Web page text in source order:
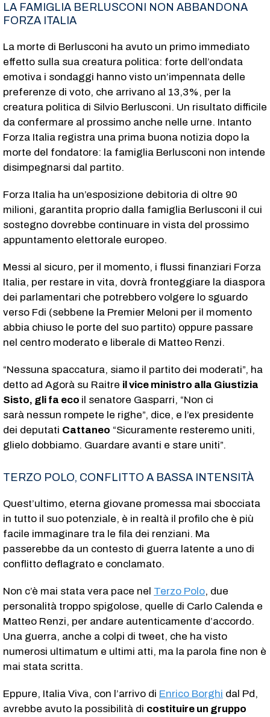
LA FAMIGLIA BERLUSCONI NON ABBANDONA
FORZA ITALIA
La morte di Berlusconi ha avuto un primo immediato
effetto sulla sua creatura politica: forte dell’ondata
emotiva i sondaggi hanno visto un’impennata delle
preferenze di voto, che arrivano al 13,3%, per la
creatura politica di Silvio Berlusconi. Un risultato difficile
da confermare al prossimo anche nelle urne. Intanto
Forza Italia registra una prima buona notizia dopo la
morte del fondatore: la famiglia Berlusconi non intende
disimpegnarsi dal partito.
Forza Italia ha un’esposizione debitoria di oltre 90
milioni, garantita proprio dalla famiglia Berlusconi il cui
sostegno dovrebbe continuare in vista del prossimo
appuntamento elettorale europeo.
Messi al sicuro, per il momento, i flussi finanziari Forza
Italia, per restare in vita, dovrà fronteggiare la diaspora
dei parlamentari che potrebbero volgere lo sguardo
verso Fdi (sebbene la Premier Meloni per il momento
abbia chiuso le porte del suo partito) oppure passare
nel centro moderato e liberale di Matteo Renzi.
“Nessuna spaccatura, siamo il partito dei moderati”, ha
detto ad Agorà su Raitre il vice ministro alla Giustizia
Sisto, gli fa eco il senatore Gasparri, “Non ci
sarà nessun rompete le righe”, dice, e l’ex presidente
dei deputati Cattaneo “Sicuramente resteremo uniti,
glielo dobbiamo. Guardare avanti e stare uniti”.
TERZO POLO, CONFLITTO A BASSA INTENSITÀ
Quest’ultimo, eterna giovane promessa mai sbocciata
in tutto il suo potenziale, è in realtà il profilo che è più
facile immaginare tra le fila dei renziani. Ma
passerebbe da un contesto di guerra latente a uno di
conflitto deflagrato e conclamato.
Non c’è mai stata vera pace nel Terzo Polo, due
personalità troppo spigolose, quelle di Carlo Calenda e
Matteo Renzi, per andare autenticamente d’accordo.
Una guerra, anche a colpi di tweet, che ha visto
numerosi ultimatum e ultimi atti, ma la parola fine non è
mai stata scritta.
Eppure, Italia Viva, con l’arrivo di Enrico Borghi dal Pd,
avrebbe avuto la possibilità di costituire un gruppo